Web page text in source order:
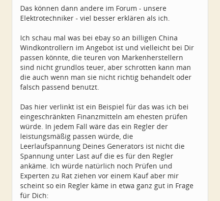
Das können dann andere im Forum - unsere
Elektrotechniker - viel besser erklären als ich.
Ich schau mal was bei ebay so an billigen China
Windkontrollern im Angebot ist und vielleicht bei Dir
passen könnte, die teuren von Markenherstellern
sind nicht grundlos teuer, aber schrotten kann man
die auch wenn man sie nicht richtig behandelt oder
falsch passend benutzt.
Das hier verlinkt ist ein Beispiel für das was ich bei
eingeschränkten Finanzmitteln am ehesten prüfen
würde. In jedem Fall wäre das ein Regler der
leistungsmäßig passen würde, die
Leerlaufspannung Deines Generators ist nicht die
Spannung unter Last auf die es für den Regler
ankäme. Ich würde natürlich noch Prüfen und
Experten zu Rat ziehen vor einem Kauf aber mir
scheint so ein Regler käme in etwa ganz gut in Frage
für Dich: